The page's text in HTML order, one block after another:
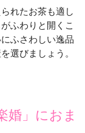
れたお茶も適し
ふわりと開くこ
ふさわしい逸品
選びましょう。
婚」におま